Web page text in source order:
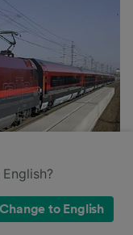
Change to English